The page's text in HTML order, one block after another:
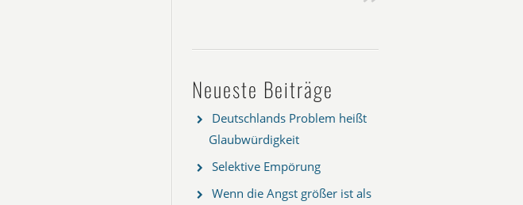
Neueste Beiträge
Deutschlands Problem heißt
Glaubwürdigkeit
Selektive Empörung
Wenn die Angst größer ist als